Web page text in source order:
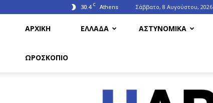
30.4 C Athens Σάββατο, 8 Αυγούστου, 2026
ΑΡΧΙΚΗ ΕΛΛΑΔΑ ΑΣΤΥΝΟΜΙΚΑ
ΩΡΟΣΚΟΠΙΟ